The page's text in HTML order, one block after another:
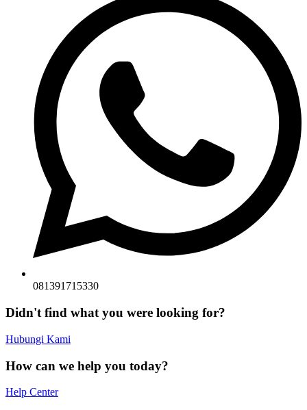
081391715330
Didn't find what you were looking for?
Hubungi Kami
How can we help you today?
Help Center